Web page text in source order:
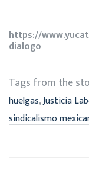
https://
dialogo
Tags from the
huelgas,Justicia
sindicalismo